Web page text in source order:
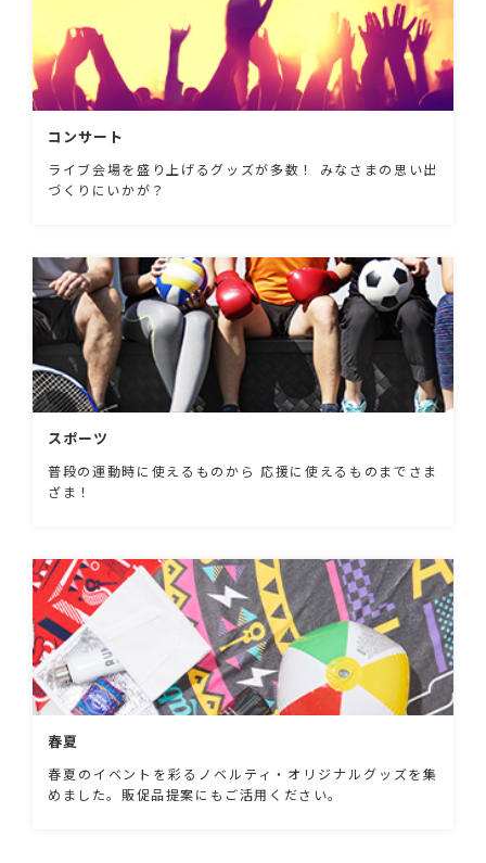
コンサート
ライブ会場を盛り上げるグッズが多数！ みなさまの思い出
づくりにいかが？
スポーツ
普段の運動時に使えるものから 応援に使えるものまでさま
ざま！
春夏
春夏のイベントを彩るノベルティ・オリジナルグッズを集
めました。販促品提案にもご活用ください。